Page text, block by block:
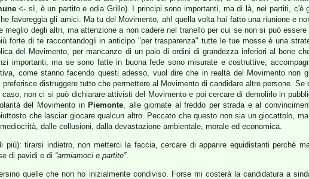
<- sì, è un partito e odia Grillo). I principi sono importanti, ma di là, nei partiti, c'è
favoreggia gli amici. Ma tu del Movimento, ah! quella volta hai fatto una riunione e
degli altri, ma attenzione a non cadere nel tranello per cui se non si può
forte di te raccontandogli in anticipo "per trasparenza" tutte le tue mosse è una
del Movimento, per mancanze di un paio di ordini di grandezza inferiori al bene
importanti, ma se sono fatte in buona fede sono misurate e costruttive,
come stanno facendo questi adesso, vuol dire che in realtà del Movimento non
distruggere tutto che permettere al Movimento di candidare altre persone. Se
non ci si può dichiarare attivisti del Movimento e poi cercare di demolirlo in
del Movimento in Piemonte, alle giornate al freddo per strada e al
che lasciar giocare qualcun altro. Peccato che questo non sia un giocattolo,
dalle collusioni, dalla devastazione ambientale, morale ed economica.
tirarsi indietro, non metterci la faccia, cercare di apparire equidistanti perché
di pavidi e di “armiamoci e partite”.
quelle che non ho inizialmente condiviso. Forse mi costerà la candidatura a